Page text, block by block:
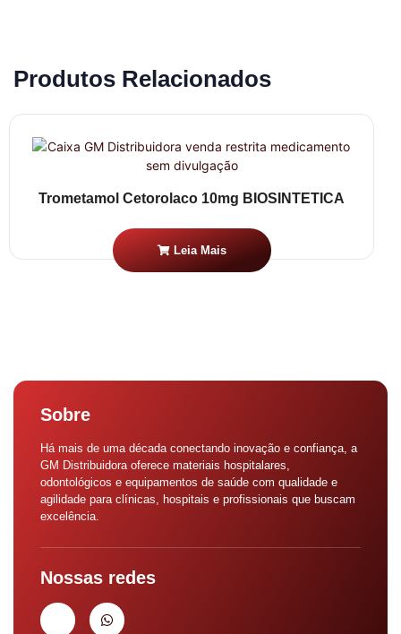
Produtos Relacionados
Trometamol Cetorolaco 10mg BIOSINTETICA
Leia Mais
Sobre
Há mais de uma década conectando inovação e confiança, a
GM Distribuidora oferece materiais hospitalares,
odontológicos e equipamentos de saúde com qualidade e
agilidade para clínicas, hospitais e profissionais que buscam
excelência.
Nossas redes